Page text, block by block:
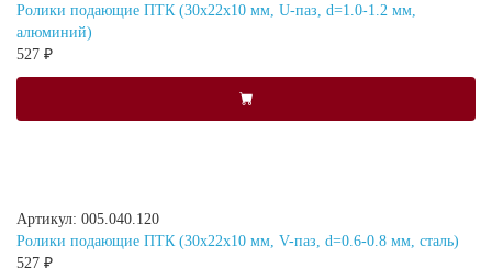
Ролики подающие ПТК (30х22х10 мм, U-паз, d=1.0-1.2 мм,
алюминий)
527 ₽
Артикул: 005.040.120
Ролики подающие ПТК (30х22х10 мм, V-паз, d=0.6-0.8 мм, сталь)
527 ₽